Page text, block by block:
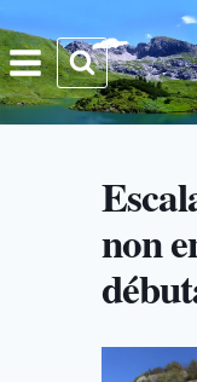
au
contenu
non